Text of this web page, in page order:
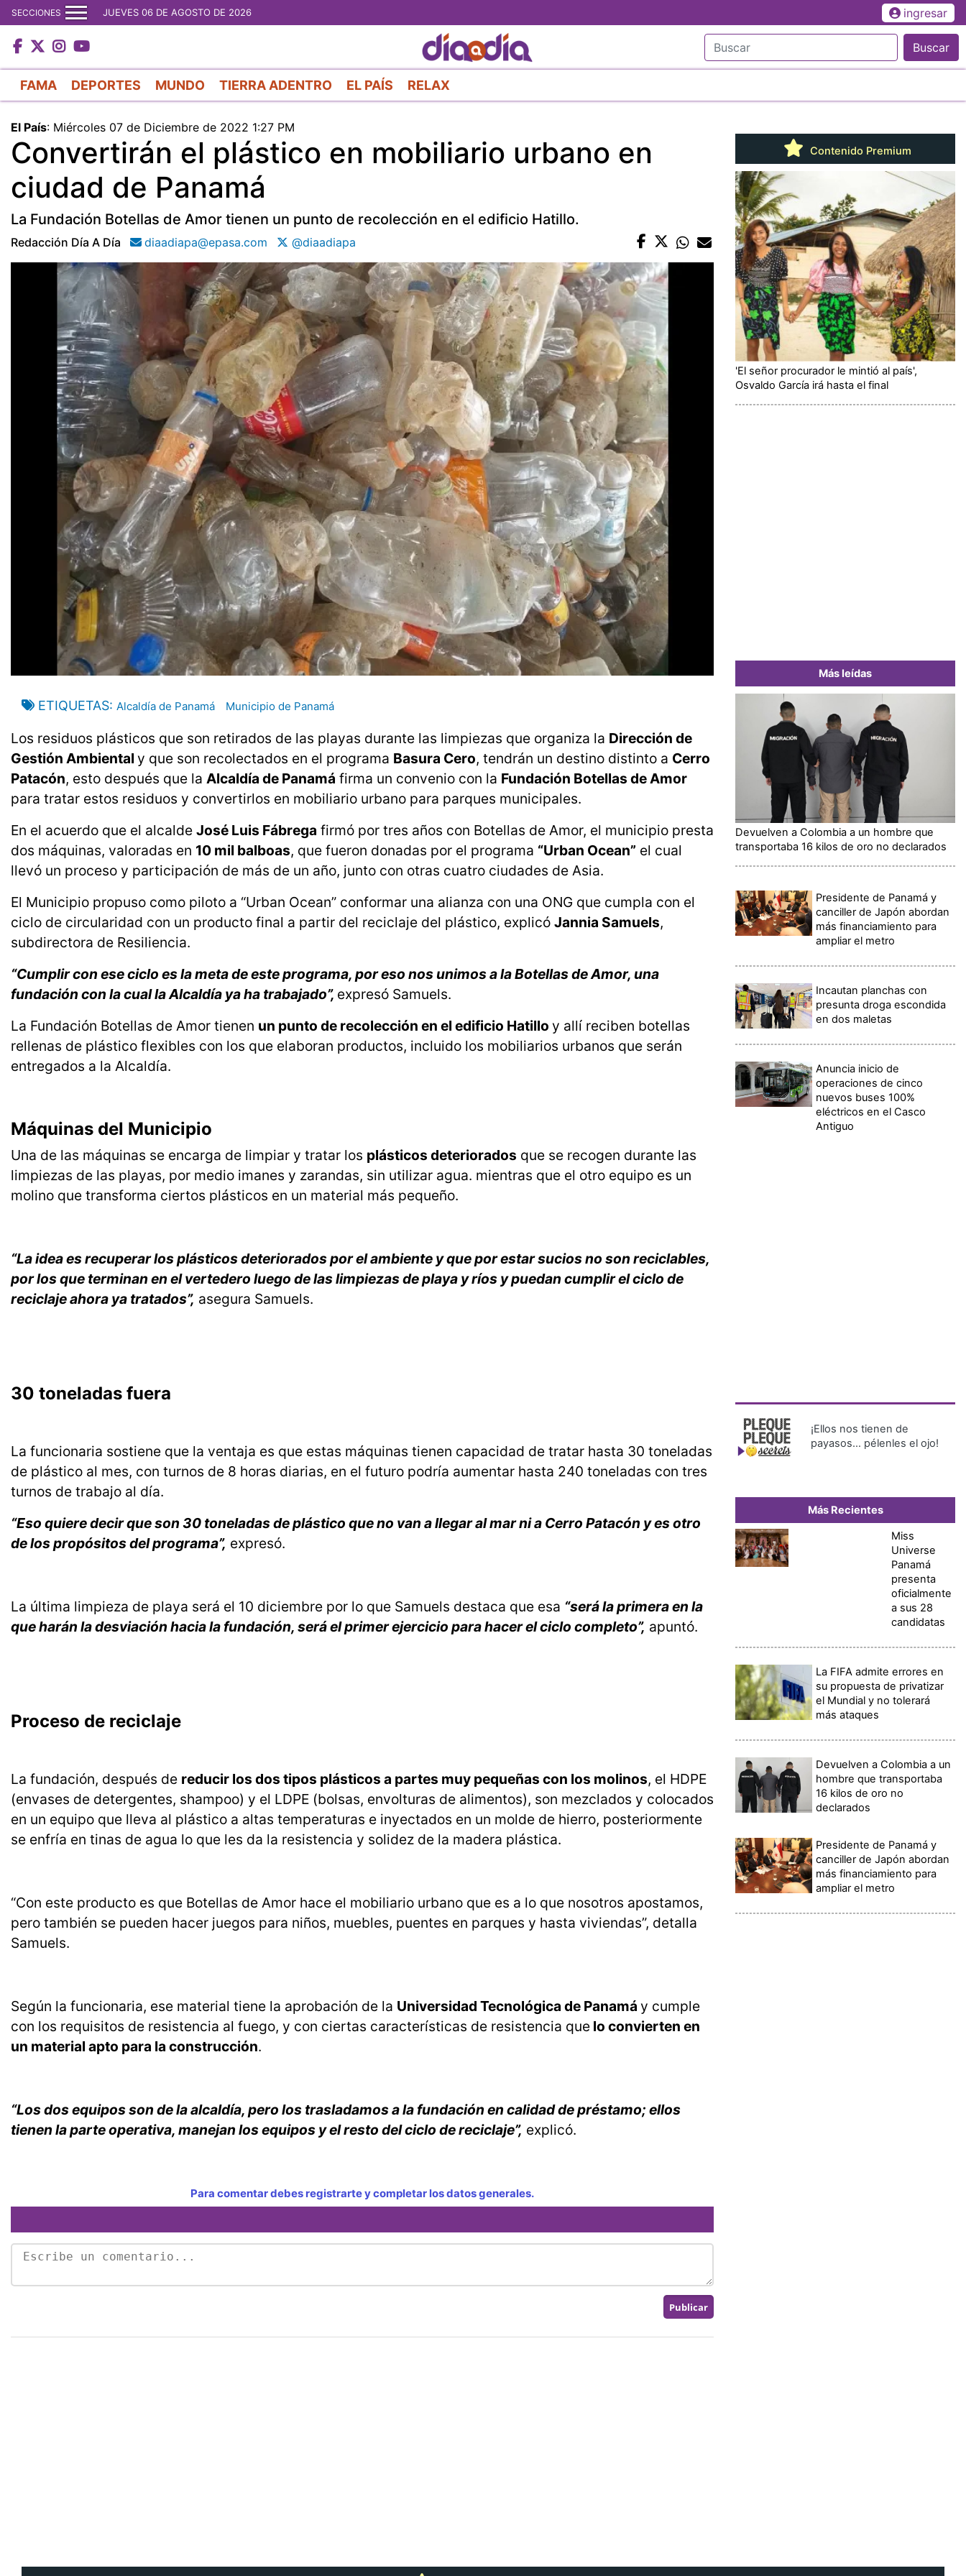
al
contenido
principal
SECCIONES JUEVES 06 DE AGOSTO DE 2026 ingresar
Buscar
FAMA DEPORTES MUNDO TIERRA ADENTRO EL PAÍS RELAX
El País: Miércoles 07 de Diciembre de 2022 1:27 PM
Convertirán el plástico en mobiliario urbano en
ciudad de Panamá
La Fundación Botellas de Amor tienen un punto de recolección en el edificio Hatillo.
Redacción Día A Día diaadiapa@epasa.com @diaadiapa
ETIQUETAS Alcaldía de Panamá Municipio de Panamá
Los residuos plásticos que son retirados de las playas durante las limpiezas que organiza la Dirección de
Gestión Ambiental y que son recolectados en el programa Basura Cero, tendrán un destino distinto a Cerro
Patacón, esto después que la Alcaldía de Panamá firma un convenio con la Fundación Botellas de Amor
para tratar estos residuos y convertirlos en mobiliario urbano para parques municipales.
En el acuerdo que el alcalde José Luis Fábrega firmó por tres años con Botellas de Amor, el municipio presta
dos máquinas, valoradas en 10 mil balboas, que fueron donadas por el programa “Urban Ocean” el cual
llevó un proceso y participación de más de un año, junto con otras cuatro ciudades de Asia.
El Municipio propuso como piloto a “Urban Ocean” conformar una alianza con una ONG que cumpla con el
ciclo de circularidad con un producto final a partir del reciclaje del plástico, explicó Jannia Samuels,
subdirectora de Resiliencia.
“Cumplir con ese ciclo es la meta de este programa, por eso nos unimos a la Botellas de Amor, una
fundación con la cual la Alcaldía ya ha trabajado”, expresó Samuels.
La Fundación Botellas de Amor tienen un punto de recolección en el edificio Hatillo y allí reciben botellas
rellenas de plástico flexibles con los que elaboran productos, incluido los mobiliarios urbanos que serán
entregados a la Alcaldía.
Máquinas del Municipio
Una de las máquinas se encarga de limpiar y tratar los plásticos deteriorados que se recogen durante las
limpiezas de las playas, por medio imanes y zarandas, sin utilizar agua. mientras que el otro equipo es un
molino que transforma ciertos plásticos en un material más pequeño.
“La idea es recuperar los plásticos deteriorados por el ambiente y que por estar sucios no son reciclables,
por los que terminan en el vertedero luego de las limpiezas de playa y ríos y puedan cumplir el ciclo de
reciclaje ahora ya tratados”, asegura Samuels.
30 toneladas fuera
La funcionaria sostiene que la ventaja es que estas máquinas tienen capacidad de tratar hasta 30 toneladas
de plástico al mes, con turnos de 8 horas diarias, en el futuro podría aumentar hasta 240 toneladas con tres
turnos de trabajo al día.
“Eso quiere decir que son 30 toneladas de plástico que no van a llegar al mar ni a Cerro Patacón y es otro
de los propósitos del programa”, expresó.
La última limpieza de playa será el 10 diciembre por lo que Samuels destaca que esa “será la primera en la
que harán la desviación hacia la fundación, será el primer ejercicio para hacer el ciclo completo”, apuntó.
Proceso de reciclaje
La fundación, después de reducir los dos tipos plásticos a partes muy pequeñas con los molinos, el HDPE
(envases de detergentes, shampoo) y el LDPE (bolsas, envolturas de alimentos), son mezclados y colocados
en un equipo que lleva al plástico a altas temperaturas e inyectados en un molde de hierro, posteriormente
se enfría en tinas de agua lo que les da la resistencia y solidez de la madera plástica.
“Con este producto es que Botellas de Amor hace el mobiliario urbano que es a lo que nosotros apostamos,
pero también se pueden hacer juegos para niños, muebles, puentes en parques y hasta viviendas”, detalla
Samuels.
Según la funcionaria, ese material tiene la aprobación de la Universidad Tecnológica de Panamá y cumple
con los requisitos de resistencia al fuego, y con ciertas características de resistencia que lo convierten en
un material apto para la construcción.
“Los dos equipos son de la alcaldía, pero los trasladamos a la fundación en calidad de préstamo; ellos
tienen la parte operativa, manejan los equipos y el resto del ciclo de reciclaje”, explicó.
Para comentar debes registrarte y completar los datos generales.
Contenido Premium
'El señor procurador le mintió al país',
Osvaldo García irá hasta el final
Más leídas
Devuelven a Colombia a un hombre que
transportaba 16 kilos de oro no declarados
Presidente de Panamá y
canciller de Japón abordan
más financiamiento para
ampliar el metro
Incautan planchas con
presunta droga escondida
en dos maletas
Anuncia inicio de
operaciones de cinco
nuevos buses 100%
eléctricos en el Casco
Antiguo
¡Ellos nos tienen de
payasos… pélenles el ojo!
Más Recientes
Miss
Universe
Panamá
presenta
oficialmente
a sus 28
candidatas
La FIFA admite errores en
su propuesta de privatizar
el Mundial y no tolerará
más ataques
Devuelven a Colombia a un
hombre que transportaba
16 kilos de oro no
declarados
Presidente de Panamá y
canciller de Japón abordan
más financiamiento para
ampliar el metro